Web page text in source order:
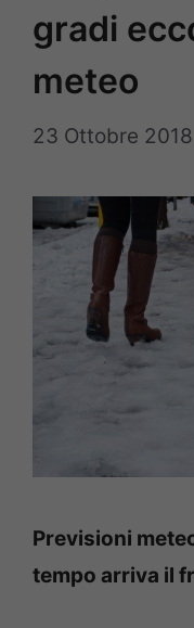
gradi
meteo
23 Ottobre 2018
Previsioni
tempo arriva il